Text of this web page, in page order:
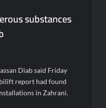
substances
Diab said Friday
report had found
in Zahrani.